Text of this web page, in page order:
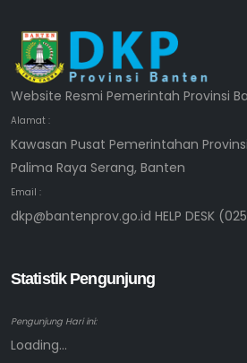
Website Resmi Pemerintah Provinsi
Alamat :
Kawasan Pusat Pemerintahan
Palima Raya Serang, Banten
Email :
dkp@bantenprov.go.id HELP DESK
Statistik Pengunjung
Pengunjung Hari ini:
Loading...